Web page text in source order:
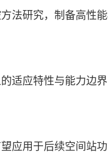
法研究，制备高性能
适应特性与能力边
应用于后续空间站功